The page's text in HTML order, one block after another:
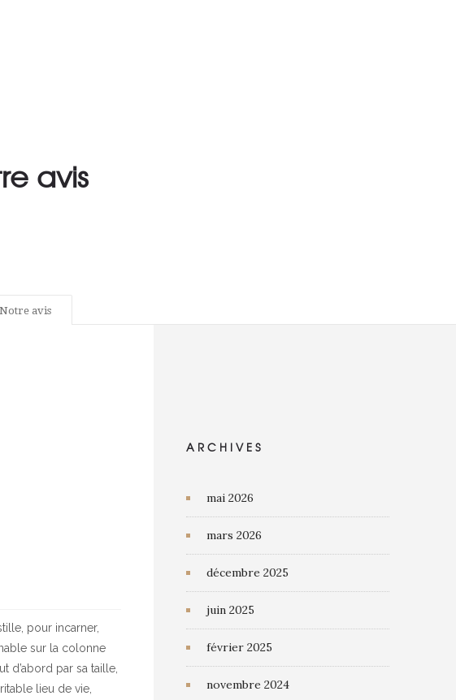
avis
avis
pour incarner,
sur la colonne
d’abord par sa taille,
lieu de vie,
ARCHIVES
mai 2026
mars 2026
décembre 2025
juin 2025
février 2025
novembre 2024